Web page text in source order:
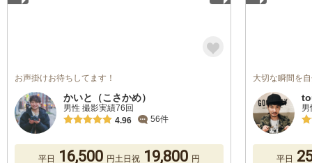
お声掛けお待ちしてます！
かいと（こさかめ）
男性 撮影実績76回
4.96
56件
平日 16,500 円土日祝 19,800 円
大切な瞬間を
平日